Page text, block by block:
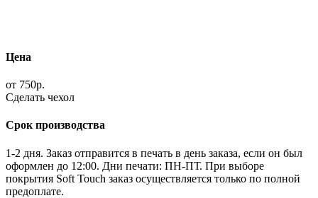
Цена
от 750р.
Сделать чехол
Срок производства
1-2 дня. Заказ отправится в печать в день заказа, если он был
оформлен до 12:00. Дни печати: ПН-ПТ. При выборе
покрытия Soft Touch заказ осуществляется только по полной
предоплате.